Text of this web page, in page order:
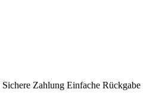
Sichere Zahlung Einfache Rückgabe